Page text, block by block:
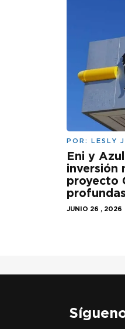
POR: LESLY
Eni y
inversión
proyecto
profundas
JUNIO 26 , 2026